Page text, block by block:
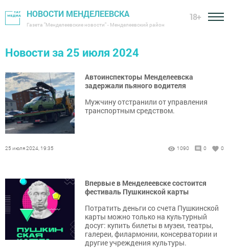
НОВОСТИ МЕНДЕЛЕЕВСКА
Газета "Менделеевские новости" - Менделеевский район
18+
Новости за 25 июля 2024
Автоинспекторы Менделеевска
задержали пьяного водителя
Мужчину отстранили от управления
транспортным средством.
25 июля 2024, 19:35 1090 0 0
Впервые в Менделеевске состоится
фестиваль Пушкинской карты
Потратить деньги со счета Пушкинской
карты можно только на культурный
досуг: купить билеты в музеи, театры,
галереи, филармонии, консерватории и
другие учреждения культуры.